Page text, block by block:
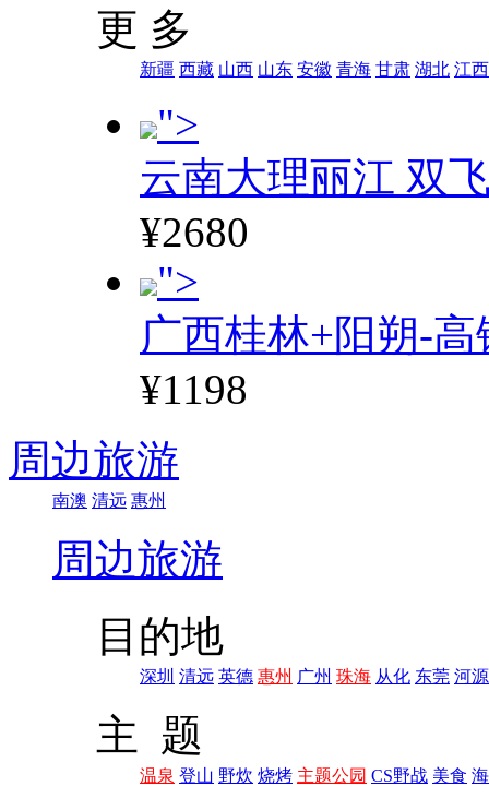
更 多
新疆 西藏 山西 山东 安徽 青海 甘肃 湖北 江西
">
云南大理丽江 双
¥2680
">
广西桂林+阳朔-高
¥1198
周边旅游
南澳 清远 惠州
周边旅游
目的地
深圳 清远 英德 惠州 广州 珠海 从化 东莞 河源
主 题
温泉 登山 野炊 烧烤 主题公园 CS野战 美食